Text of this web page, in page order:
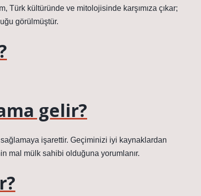
Türk kültüründe ve mitolojisinde karşımıza çıkar;
görülmüştür.
gelir?
işarettir. Geçiminizi iyi kaynaklardan
mal mülk sahibi olduğuna yorumlanır.